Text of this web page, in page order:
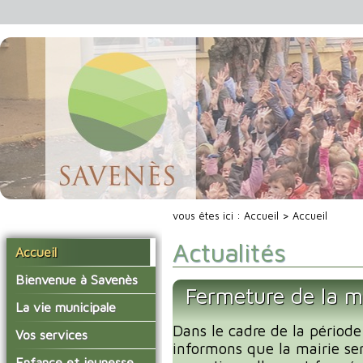
Accueil
Bienvenue à Savenès
Situer Savenès
Savenès en chiffre
L'histoire du village
La vie municipale
Vos élus
Les compte-rendus du
Vos services
La mairie
vous êtes ici : Accueil > Accueil
Actualités
Fermeture de la
Dans le cadre de la
informons que la mairie